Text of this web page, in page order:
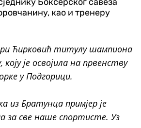
као и тренеру
Ћирковић титулу шампиона
коју је освојила на првенству
у Подгорици.
из Братунца примјер је
за све наше спортисте. Уз